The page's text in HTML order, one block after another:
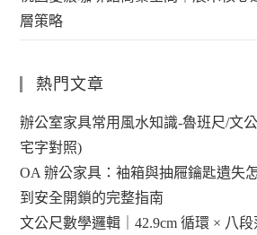
層策略
熱門文章
辦公室家具常用風水知識-魯班尺/文
宅字對照)
OA 辦公家具：袖箱與抽屜鑰匙遺失
到安全開鎖的完整指南
文公尺數學邏輯｜42.9cm 循環 × 八段